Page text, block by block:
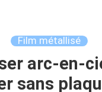
Film métallisé
arc-en-
sans